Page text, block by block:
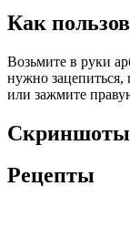
Как
Возьмите в руки
нужно зацепиться,
или зажмите
Скриншоты
Рецепты